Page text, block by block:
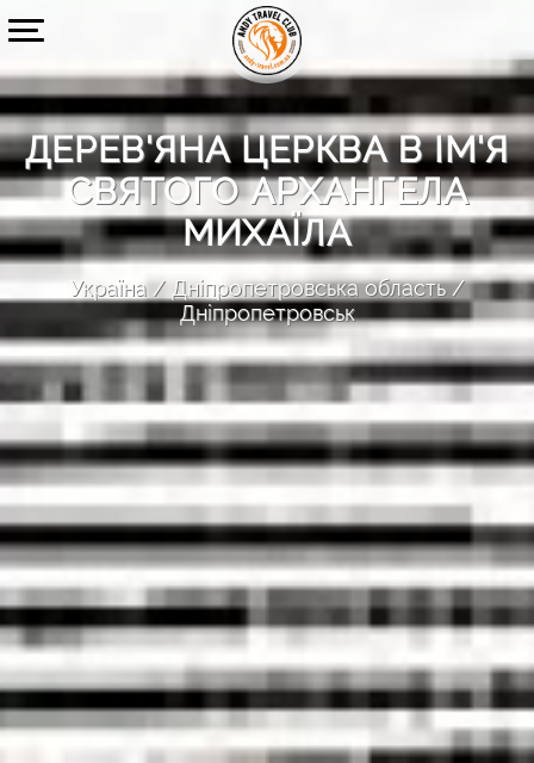
ДЕРЕВ'ЯНА ЦЕРКВА В ІМ'Я
СВЯТОГО АРХАНГЕЛА
МИХАЇЛА
Україна
Дніпропетровська область
Дніпропетровськ